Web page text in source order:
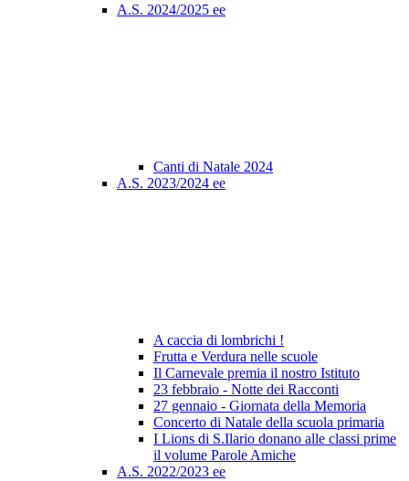
A.S. 2024/2025 ee
Canti di Natale 2024
A.S. 2023/2024 ee
A caccia di lombrichi !
Frutta e Verdura nelle scuole
Il Carnevale premia il nostro Istituto
23 febbraio - Notte dei Racconti
27 gennaio - Giornata della Memoria
Concerto di Natale della scuola primaria
I Lions di S.Ilario donano alle classi prime
il volume Parole Amiche
A.S. 2022/2023 ee